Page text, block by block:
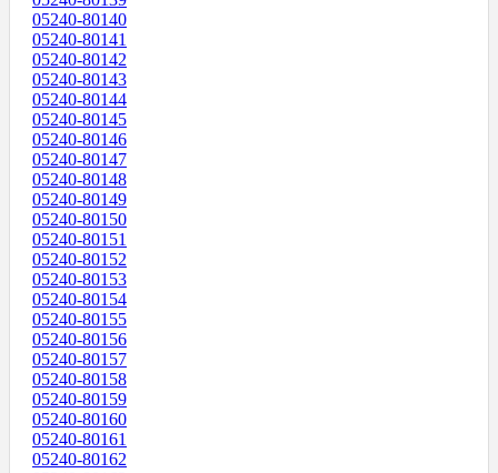
05240-80140
05240-80141
05240-80142
05240-80143
05240-80144
05240-80145
05240-80146
05240-80147
05240-80148
05240-80149
05240-80150
05240-80151
05240-80152
05240-80153
05240-80154
05240-80155
05240-80156
05240-80157
05240-80158
05240-80159
05240-80160
05240-80161
05240-80162